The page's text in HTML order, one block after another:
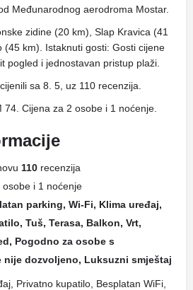
Međunarodnog aerodroma Mostar.
zidine (20 km), Slap Kravica (41
(45 km). Istaknuti gosti: Gosti cijene
pogled i jednostavan pristup plaži.
sa 8. 5, uz 110 recenzija.
74. Cijena za 2 osobe i 1 noćenje.
110 recenzija
osobe i 1 noćenje
parking, Wi-Fi, Klima uređaj,
Tuš, Terasa, Balkon, Vrt,
Pogodno za osobe s
nije dozvoljeno, Luksuzni smještaj
Privatno kupatilo, Besplatan WiFi,